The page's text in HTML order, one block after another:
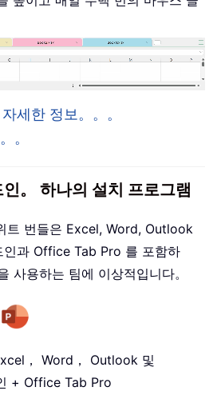
세한 정보。。。
。
。 하나의 설치 프로그램
트 번들은 Excel, Word, Outlook
과 Office Tab Pro 를 포함하
사용하는 팀에 이상적입니다。
， Word， Outlook 및
+ Office Tab Pro